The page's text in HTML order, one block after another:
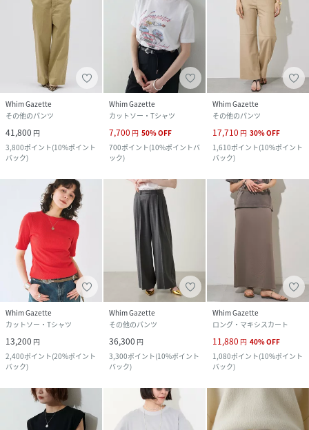
Whim Gazette
その他のパンツ
41,800 円
3,800ポイント(10%ポイント
バック)
Whim Gazette
カットソー・Tシャツ
7,700 円 50%OFF
700ポイント(10%ポイントバ
ック)
Whim Gazette
その他のパンツ
17,710 円 30%OFF
1,610ポイント(10%ポイント
バック)
Whim Gazette
カットソー・Tシャツ
13,200 円
2,400ポイント(20%ポイント
バック)
Whim Gazette
その他のパンツ
36,300 円
3,300ポイント(10%ポイント
バック)
Whim Gazette
ロング・マキシスカート
11,880 円 40%OFF
1,080ポイント(10%ポイント
バック)